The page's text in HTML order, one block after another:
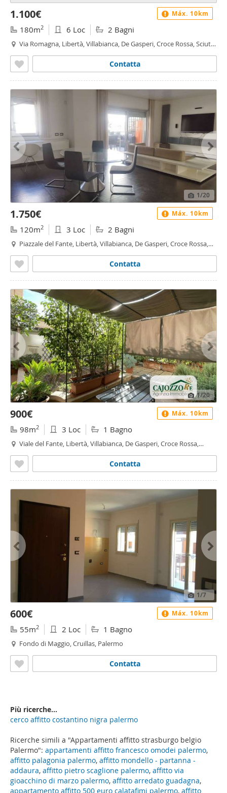
Ricerche simili a "Appartamenti affitto strasburgo belgio
Palermo": appartamenti affitto francesco omodei palermo,
affitto palagonia palermo, affitto mondello - partanna -
addaura, affitto pietro scaglione palermo, affitto via
gioacchino di marzo palermo, affitto arredato guadagna,
appartamento affitto 500 euro calatafimi palermo, affitto
1.100€
180m2 6 Loc 2 Bagni
Via Romagna, Libertà, Villabianca, De Gasperi, Croce Rossa, Sciuti,
Contatta
Máx. 10km
1/20
1.750€
120m2 3 Loc 2 Bagni
Piazzale del Fante, Libertà, Villabianca, De Gasperi, Croce Rossa,
Contatta
Máx. 10km
1/20
900€
98m2 3 Loc 1 Bagno
Viale del Fante, Libertà, Villabianca, De Gasperi, Croce Rossa,
Contatta
Máx. 10km
1/7
600€
55m2 2 Loc 1 Bagno
Fondo di Maggio, Cruillas, Palermo
Contatta
Máx. 10km
Più ricerche...
cerco affitto costantino nigra palermo